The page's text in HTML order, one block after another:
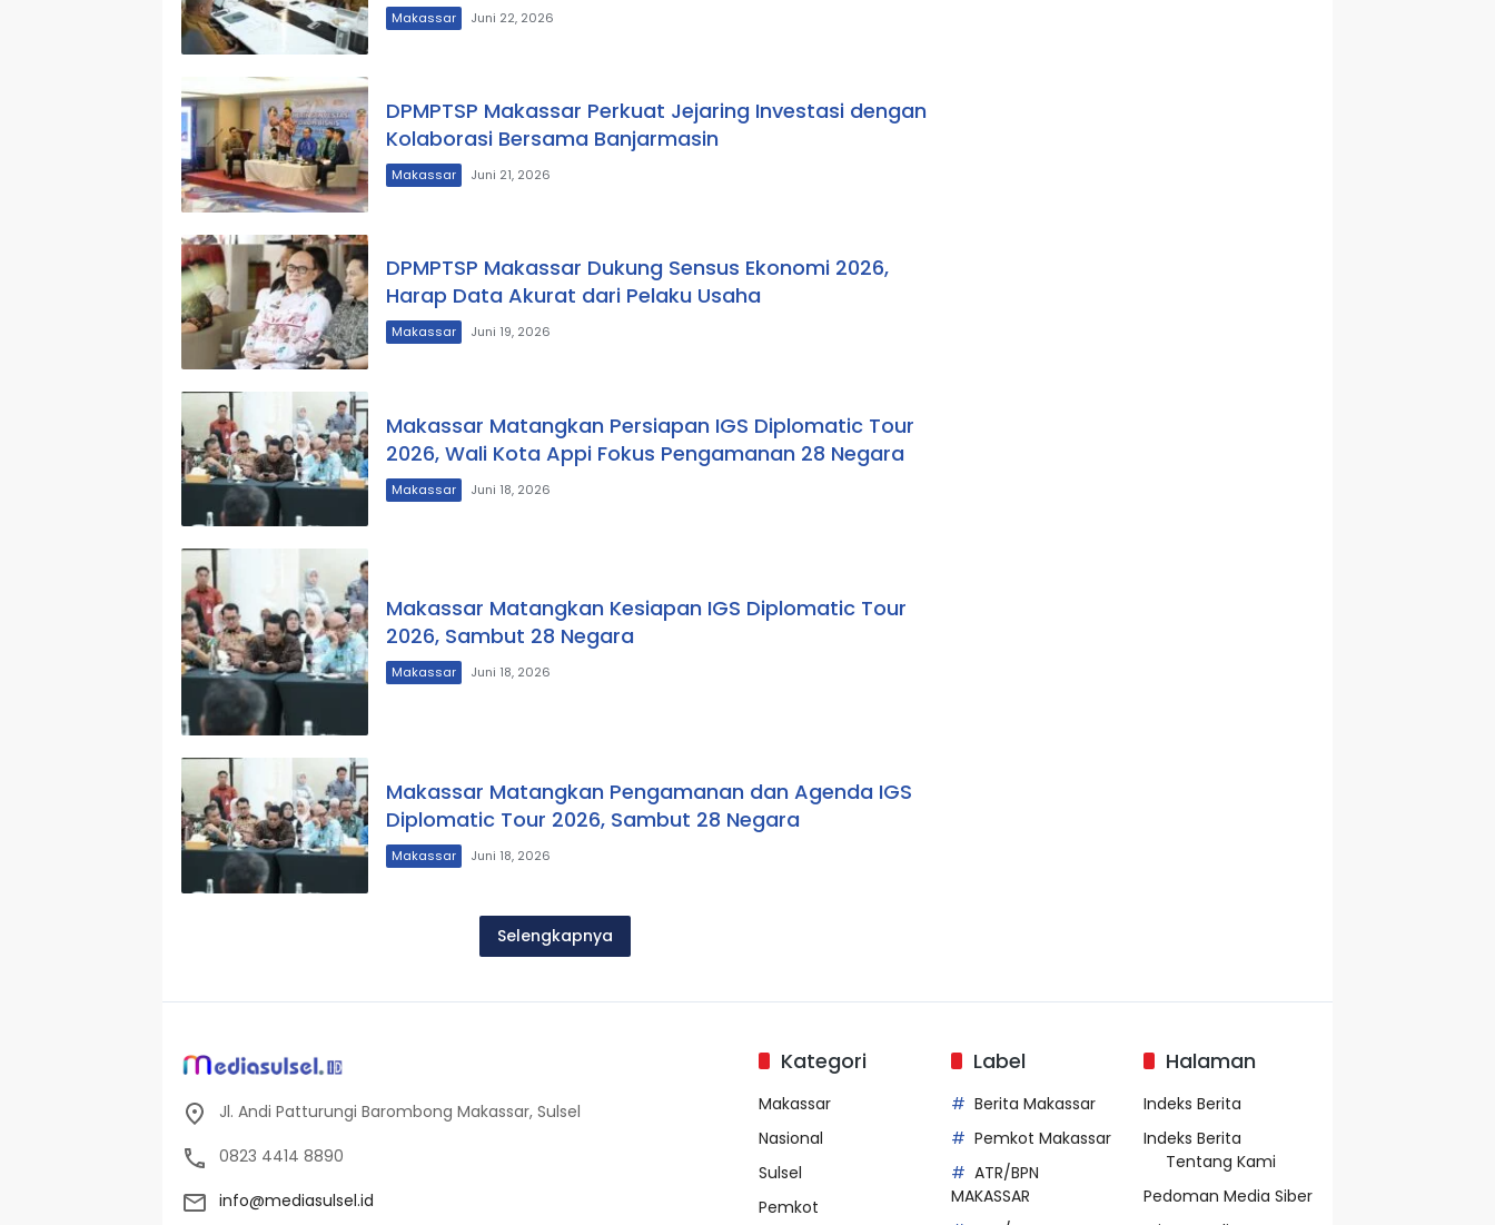
Makassar Juni 22, 2026
DPMPTSP Makassar Perkuat Jejaring Investasi dengan
Kolaborasi Bersama Banjarmasin
Makassar Juni 21, 2026
DPMPTSP Makassar Dukung Sensus Ekonomi 2026,
Harap Data Akurat dari Pelaku Usaha
Makassar Juni 19, 2026
Makassar Matangkan Persiapan IGS Diplomatic Tour
2026, Wali Kota Appi Fokus Pengamanan 28 Negara
Makassar Juni 18, 2026
Makassar Matangkan Kesiapan IGS Diplomatic Tour
2026, Sambut 28 Negara
Makassar Juni 18, 2026
Makassar Matangkan Pengamanan dan Agenda IGS
Diplomatic Tour 2026, Sambut 28 Negara
Makassar Juni 18, 2026
Selengkapnya
Jl. Andi Patturungi Barombong Makassar, Sulsel
0823 4414 8890
info@mediasulsel.id
Kategori
Makassar
Nasional
Sulsel
Pemkot
Label
Berita Makassar
Pemkot Makassar
ATR/BPN
MAKASSAR
Halaman
Indeks Berita
Indeks Berita
Tentang Kami
Pedoman Media Siber